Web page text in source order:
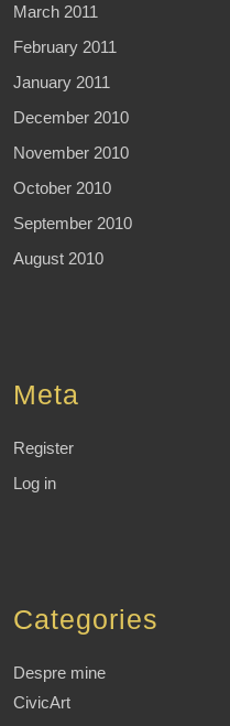
March 2011
February 2011
January 2011
December 2010
November 2010
October 2010
September 2010
August 2010
Meta
Register
Log in
Categories
Despre mine
CivicArt